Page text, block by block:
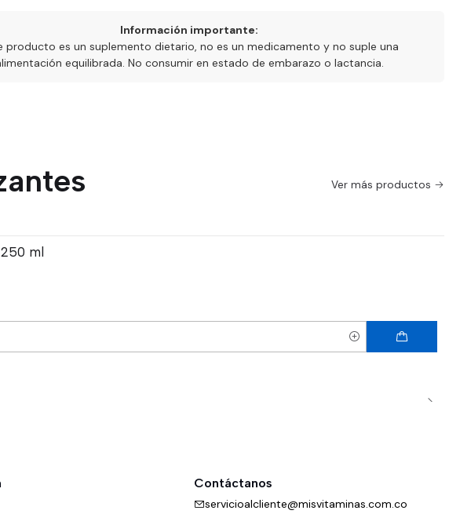
Información importante:
producto es un suplemento dietario, no es un medicamento y no suple una
equilibrada. No consumir en estado de embarazo o lactancia.
Ver más productos
ml
Contáctanos
servicioalcliente@misvitaminas.com.co